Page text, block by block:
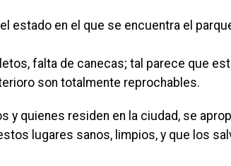
estado en el que se encuentra el
falta de canecas; tal parece que
son totalmente reprochables.
y quienes residen en la ciudad, se
lugares sanos, limpios, y que los